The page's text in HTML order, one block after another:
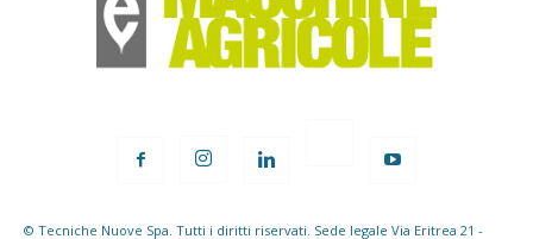
© Tecniche Nuove Spa. Tutti i diritti riservati. Sede legale Via Eritrea 21 -